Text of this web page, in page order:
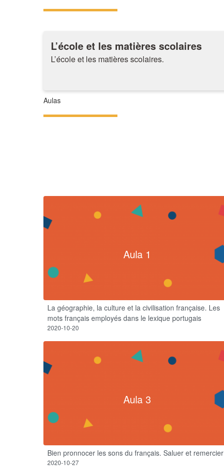
L’école et les matières scolaires
L’école et les matières scolaires.
Aulas
Aula 1
La géographie, la culture et la civilisation française. Les
mots français employés dans le lexique portugais
2020-10-20
Aula 3
Bien pronnocer les sons du français. Saluer et remercier
2020-10-27